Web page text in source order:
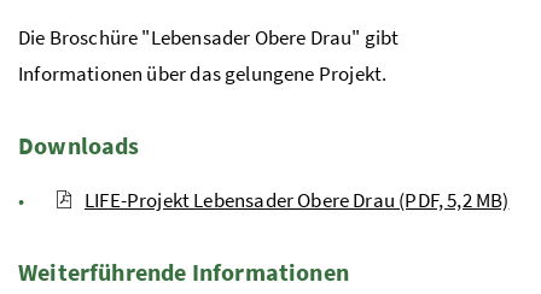
Die Broschüre "Lebensader Obere Drau" gibt
Informationen über das gelungene Projekt.
Downloads
LIFE-Projekt Lebensader Obere Drau (PDF, 5,2 MB)
Weiterführende Informationen